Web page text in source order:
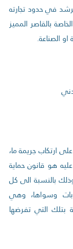
في حدود تجارته
بالقاصر المميز
الصناعة.
الذي لم يبلغ سن 18 سنة على ارتكاب جريمة ما،
هو قانون حماية
بالنسبة الى كل
وسواها، وهي
بتلك التي تفرضها